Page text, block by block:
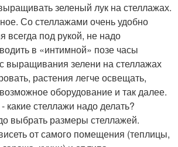
зеленый лук на стеллажах.
Со стеллажами очень удобно
всегда под рукой, не надо
в «интимной» позе часы
выращивания зелени на стеллажах
растения легче освещать,
оборудование и так далее.
какие стеллажи надо делать?
выбрать размеры стеллажей.
от самого помещения (теплицы,